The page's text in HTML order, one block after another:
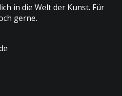
in die Welt der Kunst. Für
gerne.